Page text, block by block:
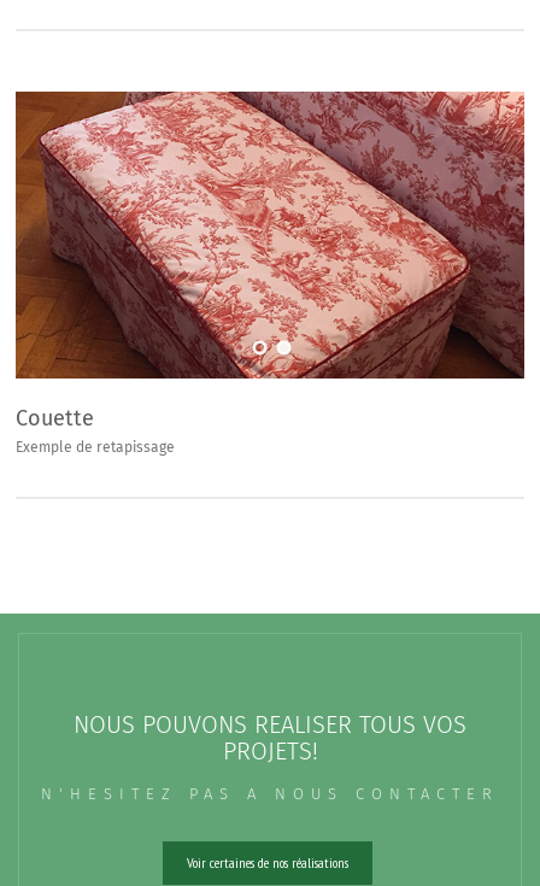
Couette
Exemple de retapissage
NOUS POUVONS REALISER TOUS VOS
PROJETS!
N'HESITEZ PAS A NOUS CONTACTER
Voir certaines de nos réalisations